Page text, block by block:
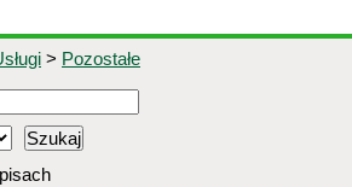
> Pozostałe